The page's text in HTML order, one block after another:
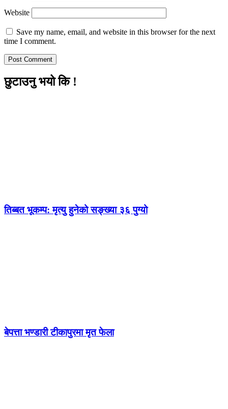
Website
Save my name, email, and website in this browser for the next
time I comment.
छुटाउनु भयो कि !
तिब्बत भूकम्प: मृत्यु हुनेको सङ्ख्या ३६ पुग्यो
बेपत्ता भण्डारी टीकापुरमा मृत फेला